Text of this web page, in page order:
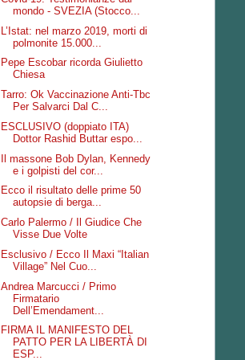
mondo - SVEZIA (Stocco...
L’Istat: nel marzo 2019, morti di
polmonite 15.000...
Pepe Escobar ricorda Giulietto
Chiesa
Tarro: Ok Vaccinazione Anti-Tbc
Per Salvarci Dal C...
ESCLUSIVO (doppiato ITA)
Dottor Rashid Buttar espo...
Il massone Bob Dylan, Kennedy
e i golpisti del cor...
Ecco il risultato delle prime 50
autopsie di berga...
Carlo Palermo / Il Giudice Che
Visse Due Volte
Esclusivo / Ecco Il Maxi “Italian
Village” Nel Cuo...
Andrea Marcucci / Primo
Firmatario
Dell’Emendament...
FIRMA IL MANIFESTO DEL
PATTO PER LA LIBERTÀ DI
ESP...